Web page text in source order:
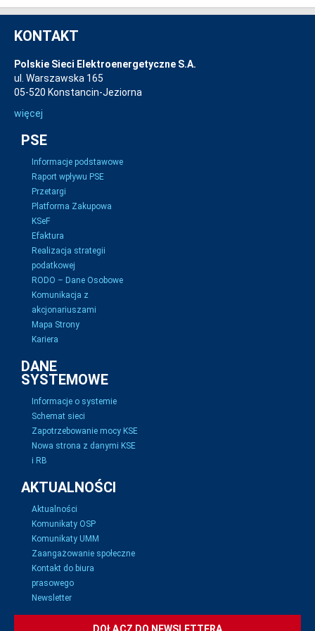
KONTAKT
Polskie Sieci Elektroenergetyczne S.A.
ul. Warszawska 165
05-520 Konstancin-Jeziorna
więcej
PSE
Informacje podstawowe
Raport wpływu PSE
Przetargi
Platforma Zakupowa
KSeF
Efaktura
Realizacja strategii
podatkowej
RODO – Dane Osobowe
Komunikacja z
akcjonariuszami
Mapa Strony
Kariera
DANE
SYSTEMOWE
Informacje o systemie
Schemat sieci
Zapotrzebowanie mocy KSE
Nowa strona z danymi KSE
i RB
AKTUALNOŚCI
Aktualności
Komunikaty OSP
Komunikaty UMM
Zaangażowanie społeczne
Kontakt do biura
prasowego
Newsletter